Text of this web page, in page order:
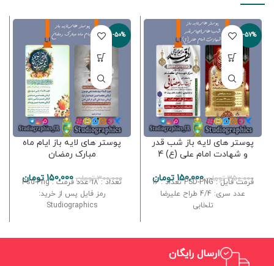
-57%
پوستر های لایه باز شب قدر
و شهادت امام علی (ع) 4
350,000 تومان 150,000 تومان
فرمت فایل : PSD-PNG تعداد : 16
عدد سری: 4/4 طراح علیرضا
تلخابی
-50%
پوستر های لایه باز ایام ماه
مبارک رمضان
300,000 تومان 150,000 تومان
تعداد : 18 عدد فرمت : Psd-Png
رمز فایل پس از خرید:
Studiographics
ارسال رایگان